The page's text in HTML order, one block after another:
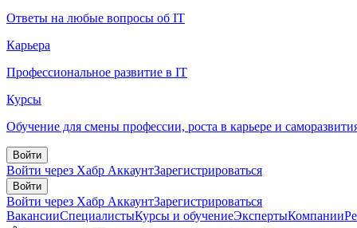
Ответы на любые вопросы об IT
Карьера
Профессиональное развитие в IT
Курсы
Обучение для смены профессии, роста в карьере и
Войти
Войти через Хабр АккаунтЗарегистрироваться
Войти
Войти через Хабр АккаунтЗарегистрироваться
ВакансииСпециалистыКурсы и обучениеЭкспертыКомпании